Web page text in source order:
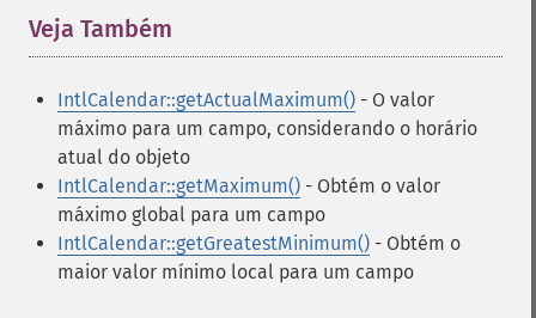
Veja Também
IntlCalendar::getActualMaximum() - O valor
máximo para um campo, considerando o horário
atual do objeto
IntlCalendar::getMaximum() - Obtém o valor
máximo global para um campo
IntlCalendar::getGreatestMinimum() - Obtém o
maior valor mínimo local para um campo